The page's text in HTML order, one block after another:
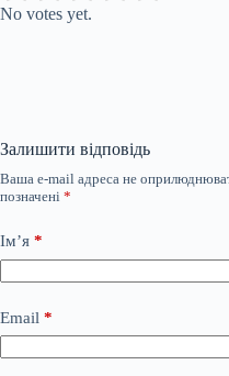
No votes yet.
Залишити відповідь
Ваша e-mail адреса не
позначені *
Ім’я *
Email *